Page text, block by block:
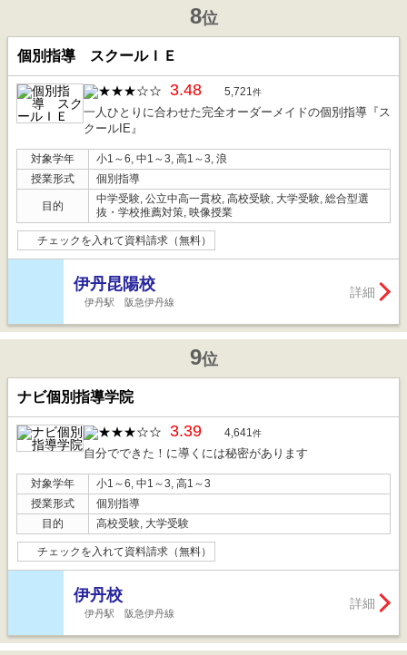
8位
個別指導 スクールＩＥ
3.48 5,721件
一人ひとりに合わせた完全オーダーメイドの個別指導『ス
クールIE』
対象学年
小1～6, 中1～3, 高1～3, 浪
授業形式
個別指導
目的
中学受験, 公立中高一貫校, 高校受験, 大学受験, 総合型選
抜・学校推薦対策, 映像授業
チェックを入れて資料請求（無料）
伊丹昆陽校
伊丹駅 阪急伊丹線
詳細
9位
ナビ個別指導学院
3.39 4,641件
自分でできた！に導くには秘密があります
対象学年
小1～6, 中1～3, 高1～3
授業形式
個別指導
目的
高校受験, 大学受験
チェックを入れて資料請求（無料）
伊丹校
伊丹駅 阪急伊丹線
詳細